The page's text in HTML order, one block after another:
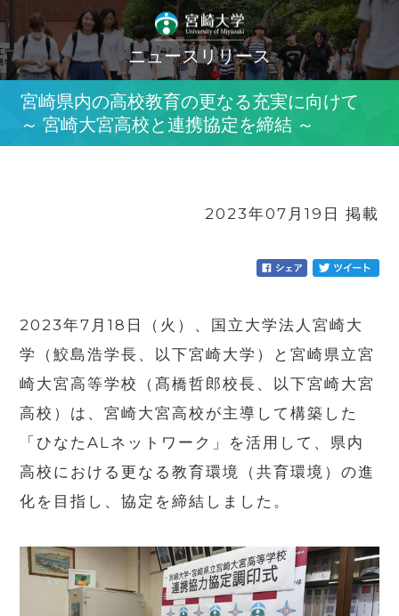
ニュースリリース
宮崎県内の高校教育の更なる充実に向けて
～ 宮崎大宮高校と連携協定を締結 ～
2023年07月19日 掲載
2023年7 月18 日（火）、国立大学法人宮崎大
学（鮫島浩学長、以下宮崎大学）と宮崎県立宮
崎大宮高等学校（髙橋哲郎校長、以下宮崎大宮
高校）は、宮崎大宮高校が主導して構築した
「ひなたALネットワーク」を活用して、県内
高校における更なる教育環境（共育環境）の進
化を目指し、協定を締結しました。